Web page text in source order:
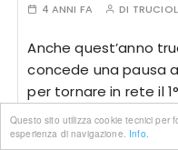
Questo sito utilizza cookie tecnici per
esperienza di navigazione. Info.
4 ANNI FA DI
Anche quest’anno
concede una pausa
per tornare in rete il 1°
settembre.
interessante articolo